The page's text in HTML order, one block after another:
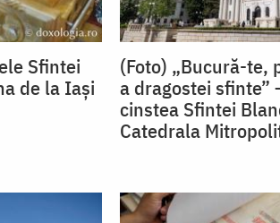
Sfintei
de la Iași
(Foto) „Bucură-te,
a dragostei sfinte”
cinstea Sfintei
Catedrala